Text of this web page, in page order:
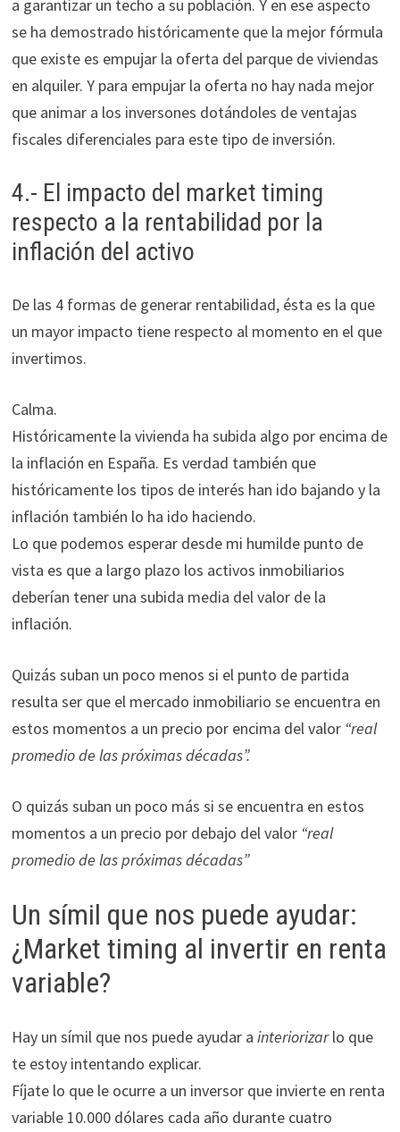
a garantizar un techo a su población. Y en ese aspecto
se ha demostrado históricamente que la mejor fórmula
que existe es empujar la oferta del parque de viviendas
en alquiler. Y para empujar la oferta no hay nada mejor
que animar a los inversones dotándoles de ventajas
fiscales diferenciales para este tipo de inversión.
4.- El impacto del market timing
respecto a la rentabilidad por la
inflación del activo
De las 4 formas de generar rentabilidad, ésta es la que
un mayor impacto tiene respecto al momento en el que
invertimos.
Calma.
Históricamente la vivienda ha subida algo por encima de
la inflación en España. Es verdad también que
históricamente los tipos de interés han ido bajando y la
inflación también lo ha ido haciendo.
Lo que podemos esperar desde mi humilde punto de
vista es que a largo plazo los activos inmobiliarios
deberían tener una subida media del valor de la
inflación.
Quizás suban un poco menos si el punto de partida
resulta ser que el mercado inmobiliario se encuentra en
estos momentos a un precio por encima del valor “real
promedio de las próximas décadas”.
O quizás suban un poco más si se encuentra en estos
momentos a un precio por debajo del valor “real
promedio de las próximas décadas”
Un símil que nos puede ayudar:
¿Market timing al invertir en renta
variable?
Hay un símil que nos puede ayudar a interiorizarlo que
te estoy intentando explicar.
Fíjate lo que le ocurre a un inversor que invierte en renta
variable 10.000 dólares cada año durante cuatro